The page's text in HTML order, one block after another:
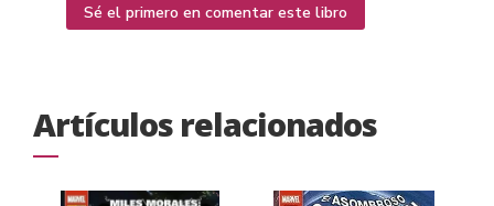
Sé el primero en comentar este libro
Artículos relacionados